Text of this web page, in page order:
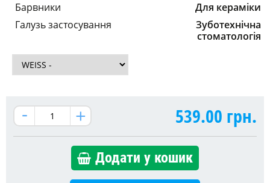
Барвники
Для кераміки
Галузь застосування
Зуботехнічна
стоматологія
539.00 грн.
Додати у кошик